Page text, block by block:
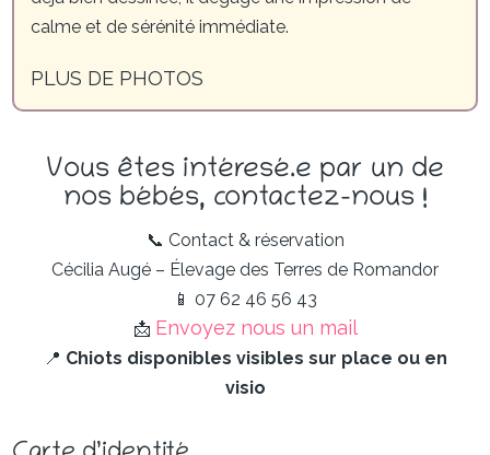
calme et de sérénité immédiate.
PLUS DE PHOTOS
Vous êtes intéresé.e par un de
nos bébés, contactez-nous !
📞 Contact & réservation
Cécilia Augé – Élevage des Terres de Romandor
📱 07 62 46 56 43
📩 Envoyez nous un mail
📍 Chiots disponibles visibles sur place ou en
visio